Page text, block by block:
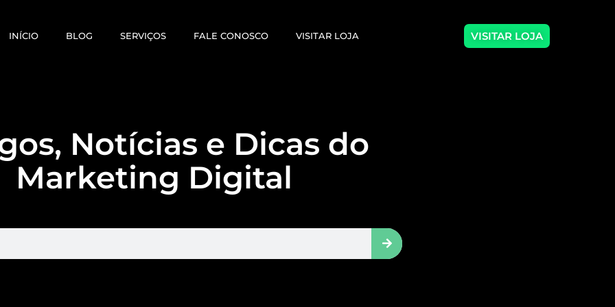
INÍCIO BLOG SERVIÇOS FALE CONOSCO VISITAR LOJA VISITAR LOJA
Notícias e Dicas do
Marketing Digital